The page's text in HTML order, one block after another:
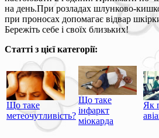
на день.При розладах шлунково-
при проносах допомагає відвар
Бережіть себе і своїх близьких!
Статті з цієї категорії:
Що таке
метеочутливість?
Що таке
інфаркт
міокарда
Як